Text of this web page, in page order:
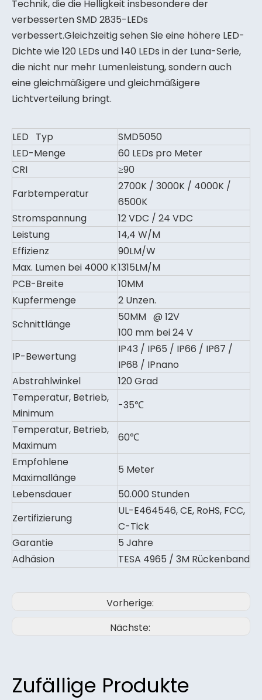
Technik, die die Helligkeit insbesondere der
verbesserten SMD 2835-LEDs
verbessert.Gleichzeitig sehen Sie eine höhere LED-
Dichte wie 120 LEDs und 140 LEDs in der Luna-Serie,
die nicht nur mehr Lumenleistung, sondern auch
eine gleichmäßigere und gleichmäßigere
Lichtverteilung bringt.
LED Typ
SMD5050
LED-Menge
60 LEDs pro Meter
CRI
≥90
Farbtemperatur
2700K / 3000K / 4000K /
6500K
Stromspannung
12 VDC / 24 VDC
Leistung
14,4 W/M
Effizienz
90LM/W
Max. Lumen bei 4000 K1315LM/M
PCB-Breite
10MM
Kupfermenge
2 Unzen.
Schnittlänge
50MM @ 12V
100 mm bei 24 V
IP-Bewertung
IP43 / IP65 / IP66 / IP67 /
IP68 / IPnano
Abstrahlwinkel
120 Grad
Temperatur, Betrieb,
Minimum
-35℃
Temperatur, Betrieb,
Maximum
60℃
Empfohlene
Maximallänge
5 Meter
Lebensdauer
50.000 Stunden
Zertifizierung
UL-E464546, CE, RoHS, FCC,
C-Tick
Garantie
5 Jahre
Adhäsion
TESA 4965 / 3M Rückenband
Vorherige:
Nächste:
Zufällige Produkte